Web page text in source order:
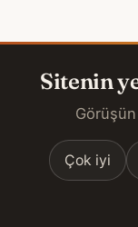
Sitenin
Çok iyi